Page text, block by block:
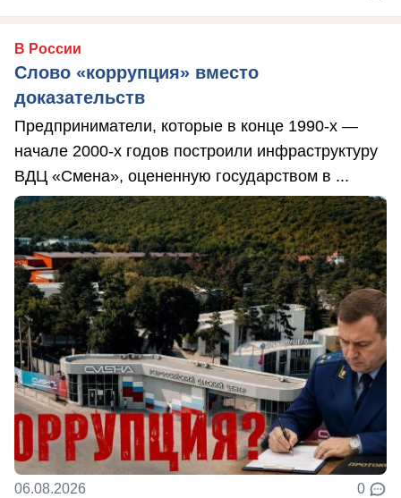
В России
Слово «коррупция» вместо
доказательств
Предприниматели, которые в конце 1990-х —
начале 2000-х годов построили инфраструктуру
ВДЦ «Смена», оцененную государством в ...
06.08.2026 0